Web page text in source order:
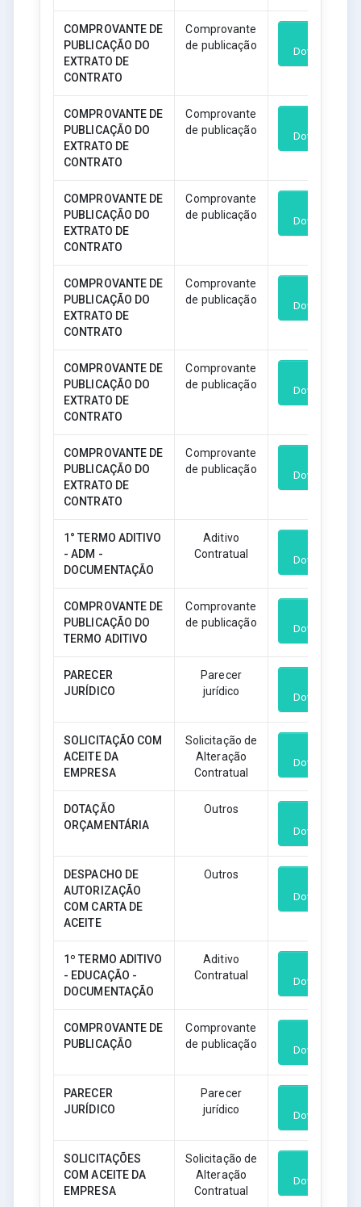
COMPROVANTE DE
PUBLICAÇÃO DO
EXTRATO DE
CONTRATO
Comprovante
de publicação
Download
COMPROVANTE DE
PUBLICAÇÃO DO
EXTRATO DE
CONTRATO
Comprovante
de publicação
Download
COMPROVANTE DE
PUBLICAÇÃO DO
EXTRATO DE
CONTRATO
Comprovante
de publicação
Download
COMPROVANTE DE
PUBLICAÇÃO DO
EXTRATO DE
CONTRATO
Comprovante
de publicação
Download
COMPROVANTE DE
PUBLICAÇÃO DO
EXTRATO DE
CONTRATO
Comprovante
de publicação
Download
COMPROVANTE DE
PUBLICAÇÃO DO
EXTRATO DE
CONTRATO
Comprovante
de publicação
Download
1° TERMO ADITIVO
- ADM -
DOCUMENTAÇÃO
Aditivo
Contratual
Download
COMPROVANTE DE
PUBLICAÇÃO DO
TERMO ADITIVO
Comprovante
de publicação
Download
PARECER
JURÍDICO
Parecer
jurídico
Download
SOLICITAÇÃO COM
ACEITE DA
EMPRESA
Solicitação de
Alteração
Contratual
Download
DOTAÇÃO
ORÇAMENTÁRIA
Outros
Download
DESPACHO DE
AUTORIZAÇÃO
COM CARTA DE
ACEITE
Outros
Download
1º TERMO ADITIVO
- EDUCAÇÃO -
DOCUMENTAÇÃO
Aditivo
Contratual
Download
COMPROVANTE DE
PUBLICAÇÃO
Comprovante
de publicação
Download
PARECER
JURÍDICO
Parecer
jurídico
Download
SOLICITAÇÕES
COM ACEITE DA
EMPRESA
Solicitação de
Alteração
Contratual
Download